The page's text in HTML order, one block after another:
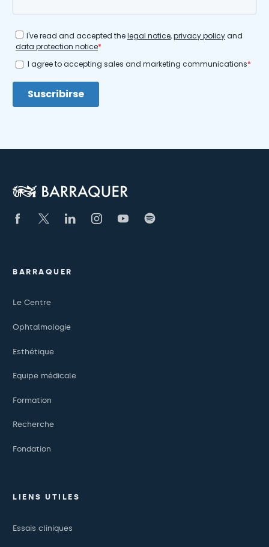
BARRAQUER
Le Centre
Ophtalmologie
Esthétique
Equipe médicale
Formation
Recherche
Fondation
LIENS UTILES
Essais cliniques